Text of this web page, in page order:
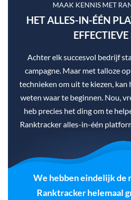
MAAK KENNIS MET
HET ALLES-IN-ÉÉN
EFFECTIEVE
Achter elk succesvol bedrijf
campagne. Maar met talloze
technieken om uit te kiezen,
weten waar te beginnen. Nou,
heb precies het ding om te
Ranktracker alles-in-één
We hebben eindelijk de
Ranktracker helemaal